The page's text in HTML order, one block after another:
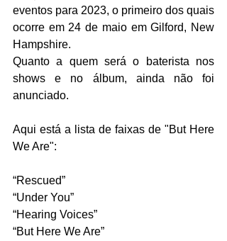
eventos para 2023, o primeiro dos quais
ocorre em 24 de maio em Gilford, New
Hampshire.
Quanto a quem será o baterista nos
shows e no álbum, ainda não foi
anunciado.
Aqui está a lista de faixas de "But Here
We Are":
“Rescued”
“Under You”
“Hearing Voices”
“But Here We Are”